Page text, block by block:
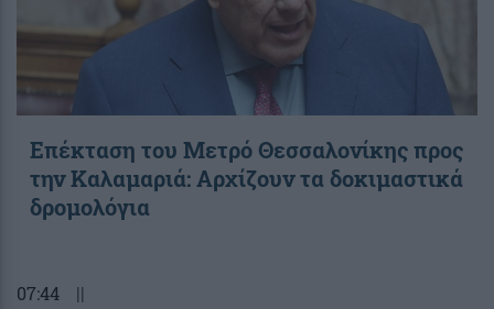
Επέκταση του Μετρό Θεσσαλονίκης προς
την Καλαμαριά: Αρχίζουν τα δοκιμαστικά
δρομολόγια
07:44 ||